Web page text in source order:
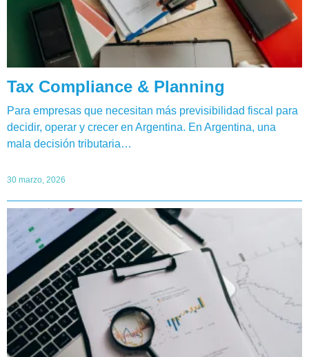
Tax Compliance & Planning
Para empresas que necesitan más previsibilidad fiscal para
decidir, operar y crecer en Argentina. En Argentina, una
mala decisión tributaria…
30 marzo, 2026